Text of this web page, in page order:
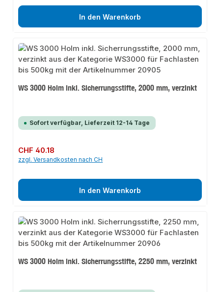
In den Warenkorb
WS 3000 Holm inkl. Sicherrungsstifte, 2000 mm, verzinkt
Sofort verfügbar, Lieferzeit 12-14 Tage
Regulärer Preis:
CHF 40.18
zzgl. Versandkosten nach CH
In den Warenkorb
WS 3000 Holm inkl. Sicherrungsstifte, 2250 mm, verzinkt